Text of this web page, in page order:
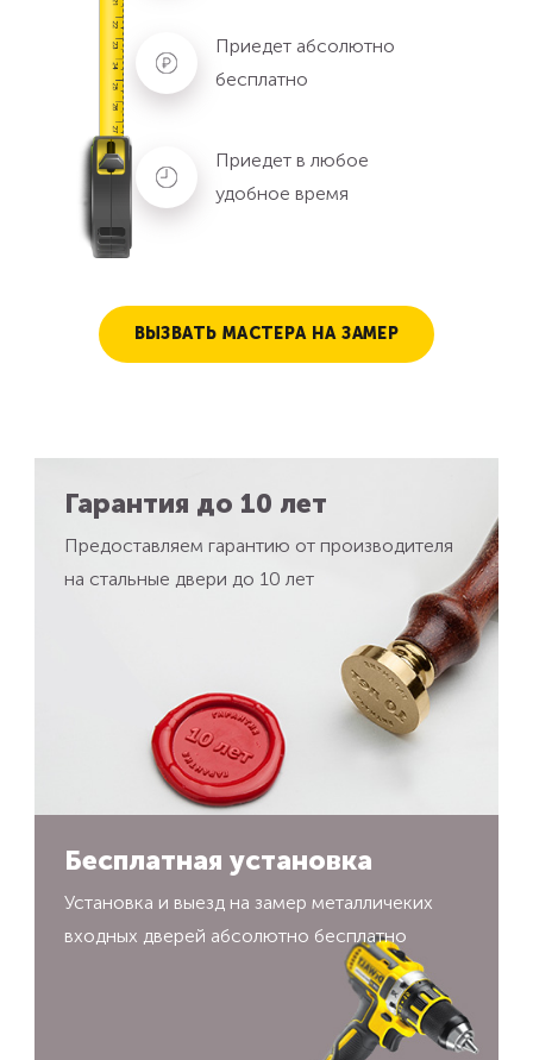
Приедет абсолютно
бесплатно
Приедет в любое
удобное время
ВЫЗВАТЬ МАСТЕРА НА ЗАМЕР
Гарантия до 10 лет
Предоставляем гарантию от производителя
на стальные двери до 10 лет
Бесплатная установка
Установка и выезд на замер металличеких
входных дверей абсолютно бесплатно